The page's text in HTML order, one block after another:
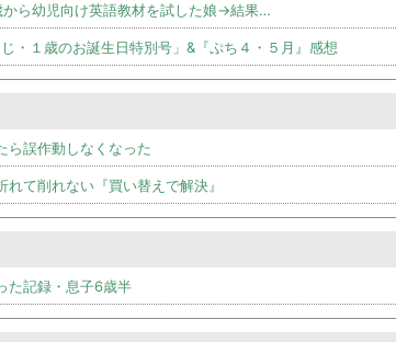
ら幼児向け英語教材を試した娘→結果…
・１歳のお誕生日特別号」&『ぷち４・５月』感想
ら誤作動しなくなった
て削れない『買い替えで解決』
た記録・息子6歳半